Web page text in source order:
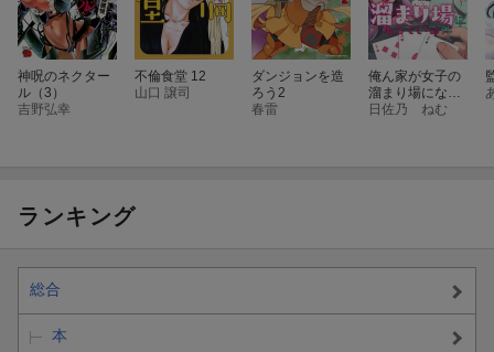
神呪のネクター
ル（3）
吉野弘幸
不倫食堂 12
山口 譲司
ダンジョンを造
ろう2
春雷
俺ん家が女子の
溜まり場になっ
ている件 2
日佐乃 ねむ
ランキング
総合
本